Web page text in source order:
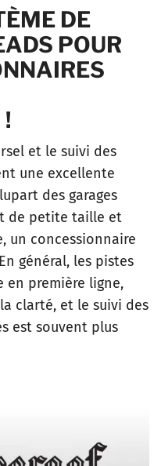
DE
POUR
et le suivi des
une excellente
des garages
de petite taille et
un concessionnaire
général, les pistes
en première ligne,
clarté, et le suivi des
est souvent plus